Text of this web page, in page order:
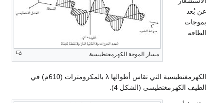
مسار الموجة الكهرمغنطيسية
عن بُعد
بموجات
الطاقة
الكهرمغنطيسية التي تقاس أطوالها λ بالمكرومترات (610م) في
الطيف الكهرمغنطيسي (الشكل 4).